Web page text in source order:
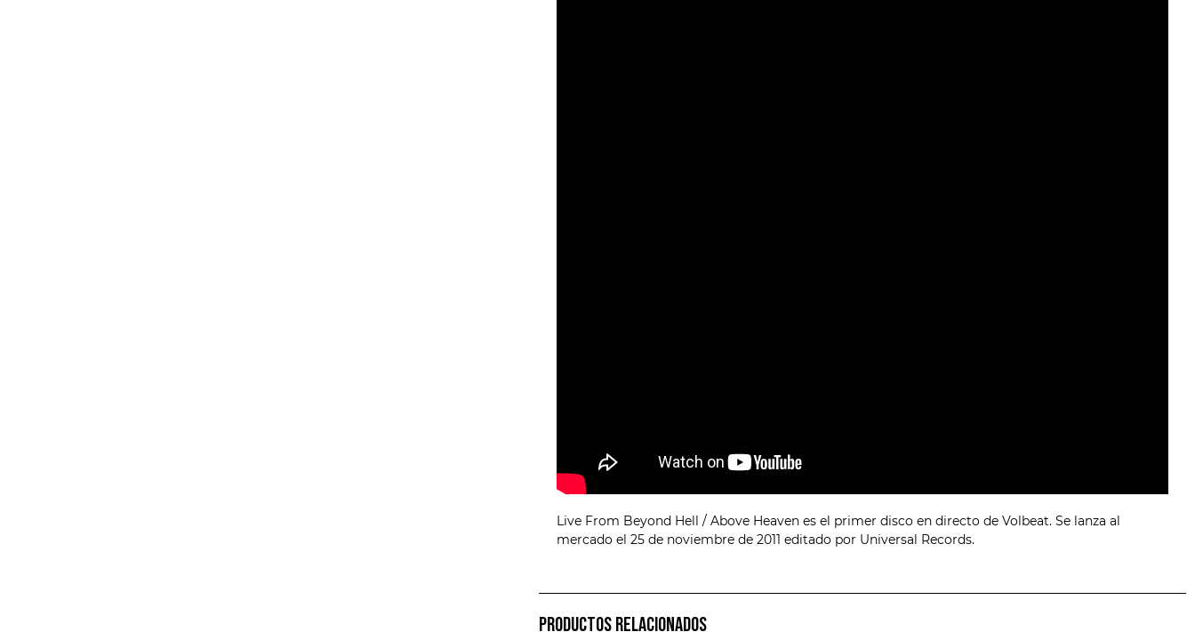
Live From Beyond Hell / Above Heaven es el primer disco en directo de Volbeat. Se lanza al
mercado el 25 de noviembre de 2011 editado por Universal Records.
PRODUCTOS RELACIONADOS